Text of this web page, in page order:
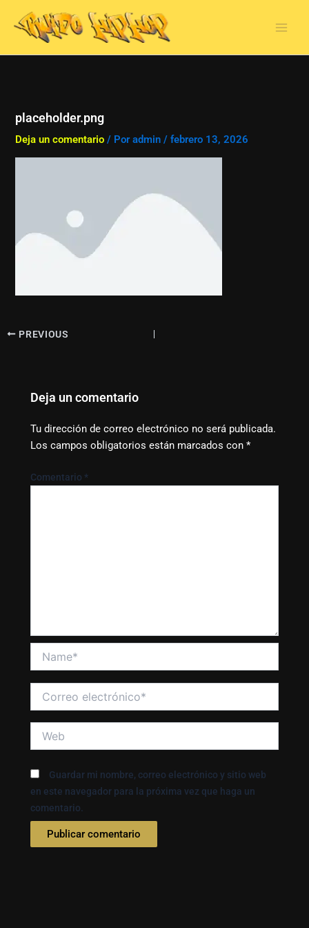
contenido
placeholder.png
Deja un comentario / Poradmin/febrero 13, 2026
PREVIOUS
Deja un comentario
Tu dirección de correo electrónico no será publicada.
Los campos obligatorios están marcados con*
Comentario*
electrónico*
Guardar mi nombre, correo electrónico y sitio web
en este navegador para la próxima vez que haga un
comentario.